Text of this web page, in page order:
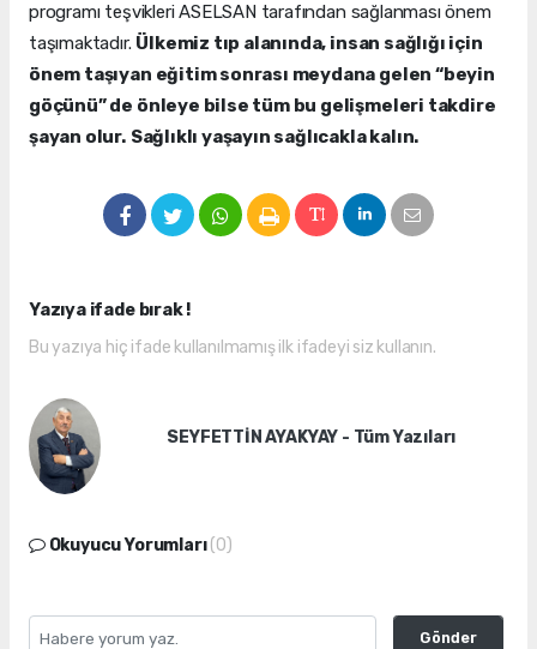
programı teşvikleri ASELSAN tarafından sağlanması önem
taşımaktadır. Ülkemiz tıp alanında, insan sağlığı için
önem taşıyan eğitim sonrası meydana gelen “beyin
göçünü” de önleye bilse tüm bu gelişmeleri takdire
şayan olur. Sağlıklı yaşayın sağlıcakla kalın.
Yazıya ifade bırak !
Bu yazıya hiç ifade kullanılmamış ilk ifadeyi siz kullanın.
SEYFETTİN AYAKYAY - Tüm Yazıları
Okuyucu Yorumları(0)
Gönder